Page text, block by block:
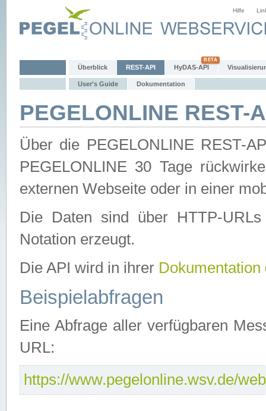
Hilfe
Überblick REST-API HyDAS-API
User's Guide Dokumentation
PEGELONLINE REST-
Über die PEGELONLINE REST-
PEGELONLINE 30 Tage
externen Webseite oder in einer
Die Daten sind über HTTP-
Notation erzeugt.
Die API wird in ihrer Dokumentation
Beispielabfragen
Eine Abfrage aller verfügbaren
URL:
https://www.pegelonline.wsv.de/